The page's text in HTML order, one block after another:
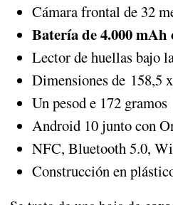
Cámara frontal de 32
Batería de 4.000 mAh
Lector de huellas bajo
Dimensiones de 158,5
Un pesod e 172 gramos
Android 10 junto con
NFC, Bluetooth 5.0,
Construcción en